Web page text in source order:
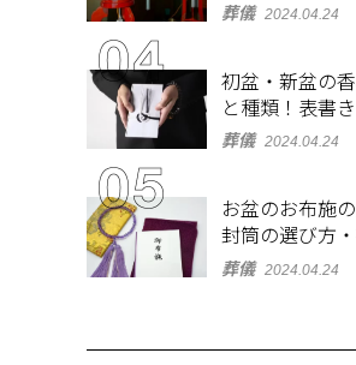
ごとの違いを解
葬儀 2024.04.24
初盆・新盆の
と種類！表書
方、お札の入れ
葬儀 2024.04.24
お盆のお布施
封筒の選び方
方も解説
葬儀 2024.04.24